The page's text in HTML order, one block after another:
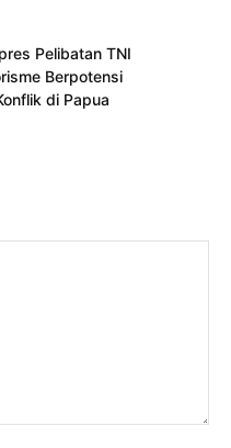
Pelibatan TNI
Berpotensi
di Papua